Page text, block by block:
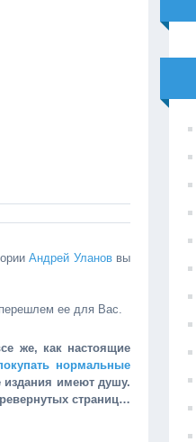
Андрей Улановвы
ее для Вас.
же, как настоящие
нормальные
имеют душу.
страниц…